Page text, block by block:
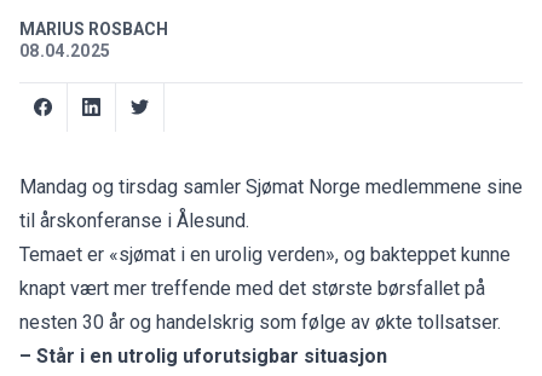
MARIUS ROSBACH
08.04.2025
Mandag og tirsdag samler Sjømat Norge medlemmene sine
til årskonferanse i Ålesund.
Temaet er «sjømat i en urolig verden», og bakteppet kunne
knapt vært mer treffende med det største børsfallet på
nesten 30 år og handelskrig som følge av økte tollsatser.
– Står i en utrolig uforutsigbar situasjon